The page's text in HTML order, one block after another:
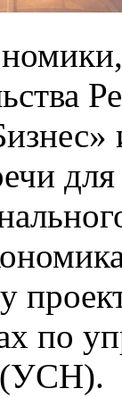
по
(УСН).